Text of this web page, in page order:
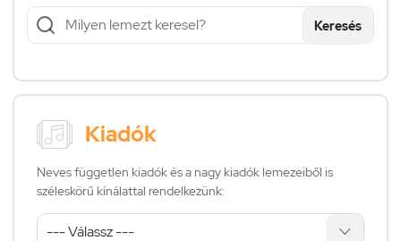
Keresés
Kiadók
Neves független kiadók és a nagy kiadók lemezeiből is
széleskörű kínálattal rendelkezünk: